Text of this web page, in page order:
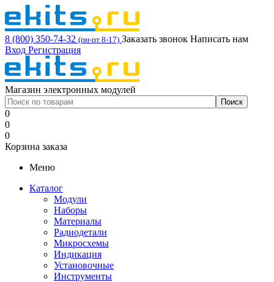
8 (800) 350-74-32 (пн-пт 8-17) Заказать звонок Написать нам
Вход Регистрация
Магазин электронных модулей
0
0
0
Корзина заказа
Меню
Каталог
Модули
Наборы
Материалы
Радиодетали
Микросхемы
Индикация
Установочные
Инструменты